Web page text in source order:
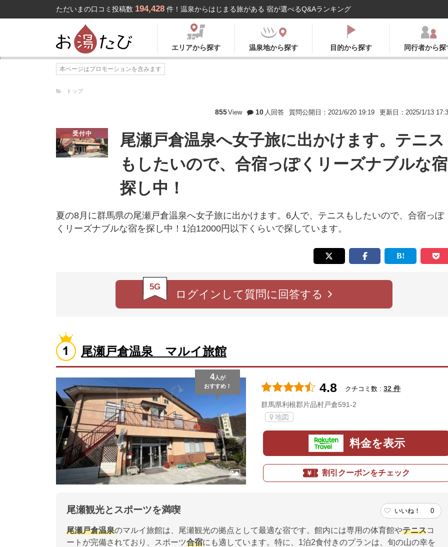
ただいまの口コミ投稿数 194,428 件！温泉からはじまる旅がある 宿が選べるQ&Aランキング
エリアから探す 温泉地から探す 目的から探す 同行者から探
本ページはプロモーションを含みます
トップ
855View 10 人回答 質問公開日：2021/6/20 19:19 更新日：2025/1/13
受付中
尾瀬戸倉温泉へ女子旅に出かけます。テニス
もしたいので、合宿っぽくリーズナブルな宿
探し中！
夏の8月に群馬県の尾瀬戸倉温泉へ女子旅に出かけます。6人で、テニスもしたいので、合宿っぽ
くリーズナブルな宿を探し中！1泊12000円以下くらいで探しています。
5G
ログインして質問に回答する
尾瀬戸倉温泉 マルイ旅館
4人が
おすすめ！
4.8 クチコミ数 : 32 件
群馬県利根郡片品村戸倉591-2
地図
料金を表示
割引クーポンをチェック
尾瀬観光とスポーツを満喫 いいね！ 0
尾瀬戸倉温泉のマルイ旅館は、尾瀬観光の拠点として最適な宿です。館内には専用の体育館やテニスコ
ートが完備されており、スポーツ合宿にも適しています。特に、1泊2食付きのプランは、旬の山の幸を